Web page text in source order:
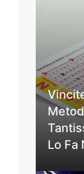
Lo Fa